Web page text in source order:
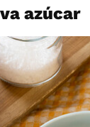
azúcar